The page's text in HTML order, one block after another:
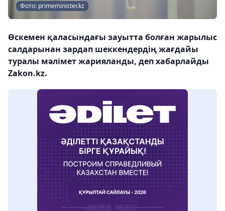
Фото: primeminister.kz
Өскемен қаласындағы зауытта болған жарылыс
салдарынан зардап шеккендердің жағдайы
туралы мәлімет жарияланды, деп хабарлайды
Zakon.kz.